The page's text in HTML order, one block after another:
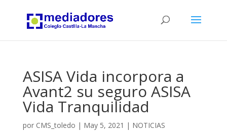
ASISA Vida incorpora a
Avant2 su seguro ASISA
Vida Tranquilidad
por CMS_toledo | May 5, 2021 | NOTICIAS